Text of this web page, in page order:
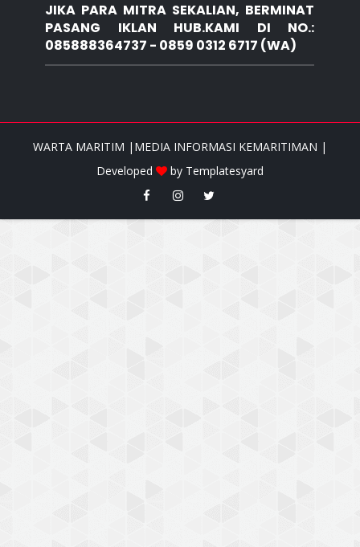
JIKA PARA MITRA SEKALIAN, BERMINAT
PASANG IKLAN HUB.KAMI DI NO.:
085888364737 - 0859 0312 6717 (WA)
WARTA MARITIM |MEDIA INFORMASI KEMARITIMAN |
Developed
by Templatesyard